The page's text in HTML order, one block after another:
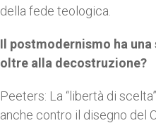
della fede teologica.
Il postmodernismo ha
oltre alla decostruzione?
Peeters: La “libertà di
anche contro il disegno del